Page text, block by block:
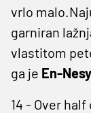
vrlo
garniran
vlastitom
ga je En-
14 - Over